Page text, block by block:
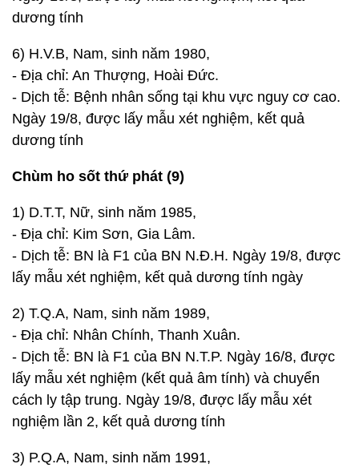
dương tính
6) H.V.B, Nam, sinh năm 1980,
- Địa chỉ: An Thượng, Hoài Đức.
- Dịch tễ: Bệnh nhân sống tại khu vực nguy cơ cao.
Ngày 19/8, được lấy mẫu xét nghiệm, kết quả
dương tính
Chùm ho sốt thứ phát (9)
1) D.T.T, Nữ, sinh năm 1985,
- Địa chỉ: Kim Sơn, Gia Lâm.
- Dịch tễ: BN là F1 của BN N.Đ.H. Ngày 19/8, được
lấy mẫu xét nghiệm, kết quả dương tính ngày
2) T.Q.A, Nam, sinh năm 1989,
- Địa chỉ: Nhân Chính, Thanh Xuân.
- Dịch tễ: BN là F1 của BN N.T.P. Ngày 16/8, được
lấy mẫu xét nghiệm (kết quả âm tính) và chuyển
cách ly tập trung. Ngày 19/8, được lấy mẫu xét
nghiệm lần 2, kết quả dương tính
3) P.Q.A, Nam, sinh năm 1991,